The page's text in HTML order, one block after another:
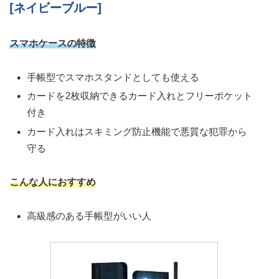
[ネイビーブルー]
スマホケースの特徴
手帳型でスマホスタンドとしても使える
カードを2枚収納できるカード入れとフリーポケット
付き
カード入れはスキミング防止機能で悪質な犯罪から
守る
こんな人におすすめ
高級感のある手帳型がいい人